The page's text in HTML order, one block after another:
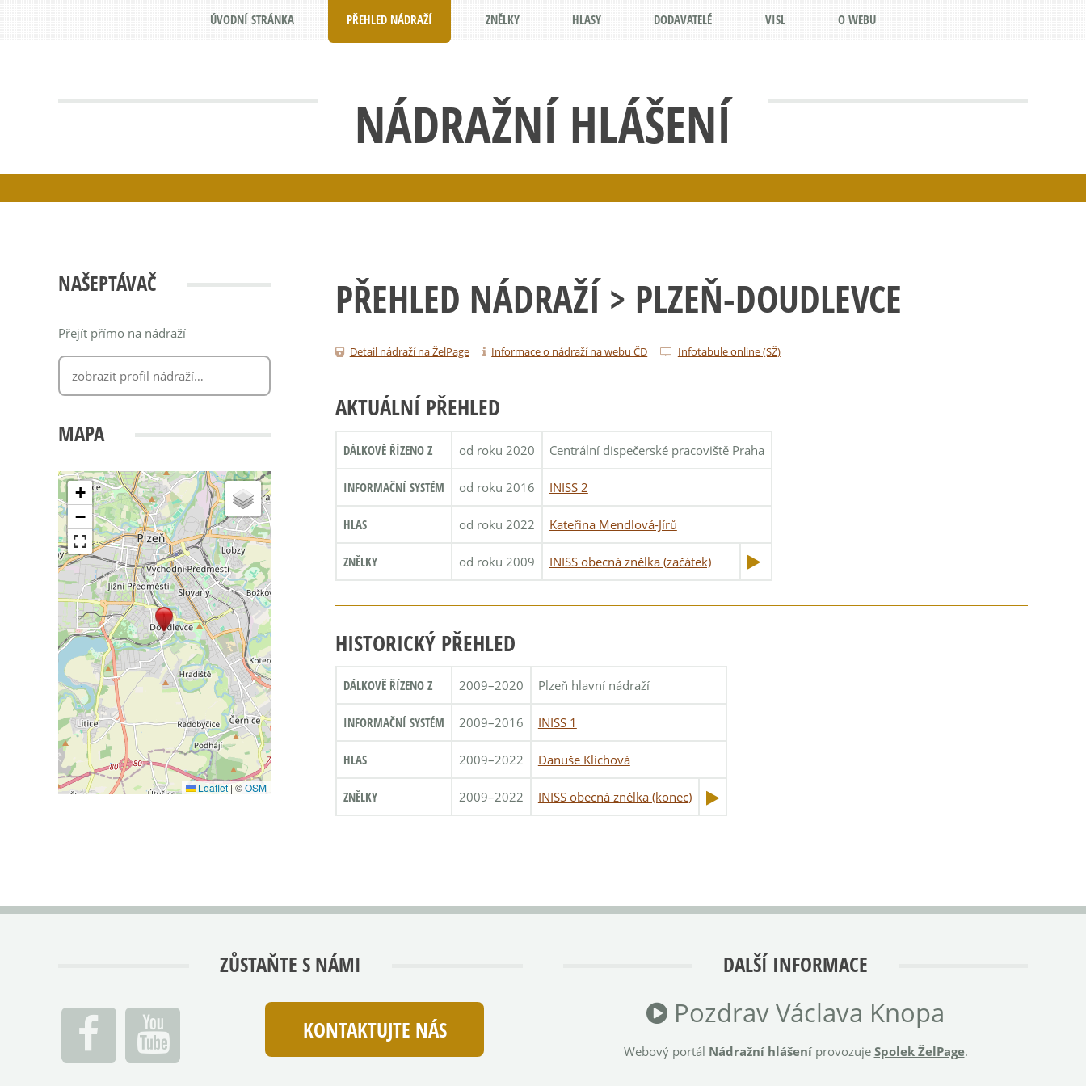
NÁDRAŽNÍ HLÁŠENÍ
ÚVODNÍ STRÁNKA PŘEHLED NÁDRAŽÍ ZNĚLKY HLASY DODAVATELÉ VISL O WEBU
NAŠEPTÁVAČ
Přejít přímo na nádraží
MAPA
+
−
Leaflet|©OSM
PŘEHLED NÁDRAŽÍ > PLZEŇ-DOUDLEVCE
Detail nádraží na ŽelPage Informace o nádraží na webu ČD Infotabule online (SŽ)
AKTUÁLNÍ PŘEHLED
DÁLKOVĚ ŘÍZENO Z od roku 2020 Centrální dispečerské pracoviště Praha
INFORMAČNÍ SYSTÉM od roku 2016 INISS 2
HLAS od roku 2022 Kateřina Mendlová-Jírů
ZNĚLKY od roku 2009 INISS obecná znělka (začátek)
HISTORICKÝ PŘEHLED
DÁLKOVĚ ŘÍZENO Z 2009–2020 Plzeň hlavní nádraží
INFORMAČNÍ SYSTÉM 2009–2016 INISS 1
HLAS 2009–2022 Danuše Klichová
ZNĚLKY 2009–2022 INISS obecná znělka (konec)
ZŮSTAŇTE S NÁMI
KONTAKTUJTE NÁS
DALŠÍ INFORMACE
Pozdrav Václava Knopa
Webový portál Nádražní hlášeníprovozuje Spolek ŽelPage.